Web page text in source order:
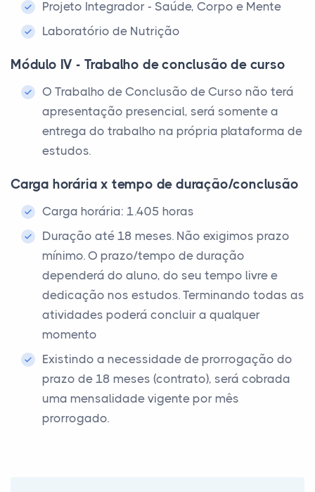
Projeto Integrador - Saúde, Corpo e Mente
Laboratório de Nutrição
Módulo IV - Trabalho de conclusão de curso
O Trabalho de Conclusão de Curso não terá
apresentação presencial, será somente a
entrega do trabalho na própria plataforma de
estudos.
Carga horária x tempo de duração/conclusão
Carga horária: 1.405 horas
Duração até 18 meses. Não exigimos prazo
mínimo. O prazo/tempo de duração
dependerá do aluno, do seu tempo livre e
dedicação nos estudos. Terminando todas as
atividades poderá concluir a qualquer
momento
Existindo a necessidade de prorrogação do
prazo de 18 meses (contrato), será cobrada
uma mensalidade vigente por mês
prorrogado.